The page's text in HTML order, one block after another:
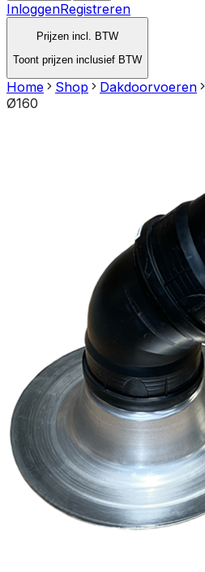
InloggenRegistreren
Prijzen incl. BTW
Toont prijzen inclusief BTW
Home Shop Dakdoorvoeren
Ø160